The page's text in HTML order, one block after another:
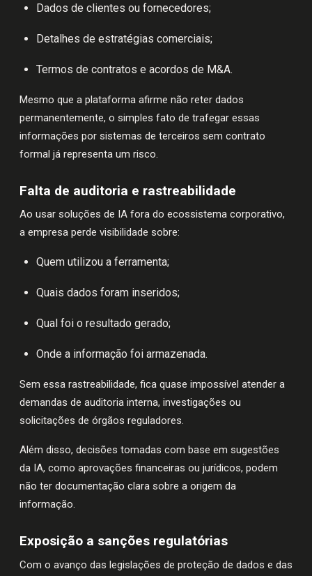
Dados de clientes ou fornecedores;
Detalhes de estratégias comerciais;
Termos de contratos e acordos de M&A.
Mesmo que a plataforma afirme não reter dados
permanentemente, o simples fato de trafegar essas
informações por sistemas de terceiros sem contrato
formal já representa um risco.
Falta de auditoria e rastreabilidade
Ao usar soluções de IA fora do ecossistema corporativo,
a empresa perde visibilidade sobre:
Quem utilizou a ferramenta;
Quais dados foram inseridos;
Qual foi o resultado gerado;
Onde a informação foi armazenada.
Sem essa rastreabilidade, fica quase impossível atender a
demandas de auditoria interna, investigações ou
solicitações de órgãos reguladores.
Além disso, decisões tomadas com base em sugestões
da IA, como aprovações financeiras ou jurídicos, podem
não ter documentação clara sobre a origem da
informação.
Exposição a sanções regulatórias
Com o avanço das legislações de proteção de dados e das